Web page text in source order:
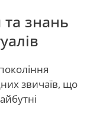
знань
звичаїв, що